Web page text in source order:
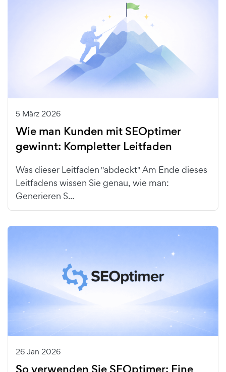
5 März 2026
Wie man Kunden mit SEOptimer
gewinnt: Kompletter Leitfaden
Was dieser Leitfaden "abdeckt" Am Ende dieses
Leitfadens wissen Sie genau, wie man:
Generieren S...
26 Jan 2026